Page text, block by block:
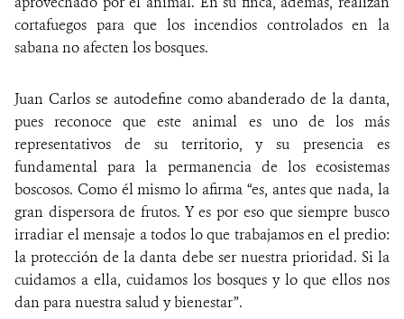
cortafuegos para que los incendios controlados en la
sabana no afecten los bosques.
Juan Carlos se autodefine como abanderado de la danta,
pues reconoce que este animal es uno de los más
representativos de su territorio, y su presencia es
fundamental para la permanencia de los ecosistemas
boscosos. Como él mismo lo afirma “es, antes que nada, la
gran dispersora de frutos. Y es por eso que siempre busco
irradiar el mensaje a todos lo que trabajamos en el predio:
la protección de la danta debe ser nuestra prioridad. Si la
cuidamos a ella, cuidamos los bosques y lo que ellos nos
dan para nuestra salud ybienestar”.